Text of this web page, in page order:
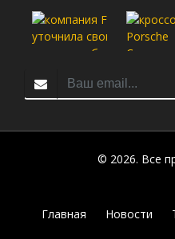
© 2026. Все
Главная Новости